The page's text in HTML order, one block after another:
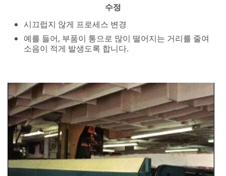
소리의 반사 및 축적을 줄이기 위해 영역에 배치된 흡음
재
기초 이후의 단계
효과적인 소음 제어(위에서 설명)의 이점은 소음 제어 정책
을 구현하여 확장할 수 있습니다.